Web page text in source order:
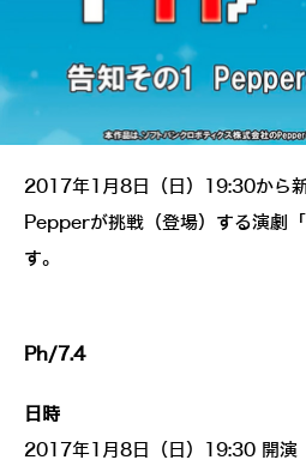
2017年1月8日（日）19:30から
Pepperが挑戦（登場）する演劇
す。
Ph/7.4
日時
2017年1月8日（日）19:30 開演